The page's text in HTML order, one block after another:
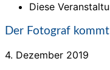
Diese
Der Fotograf
4. Dezember 2019